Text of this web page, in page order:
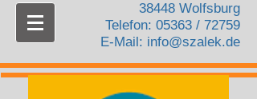
38448 Wolfsburg
Telefon: 05363 / 72759
E-Mail: info@szalek.de